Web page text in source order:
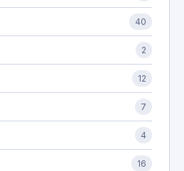
40
2
12
7
4
16